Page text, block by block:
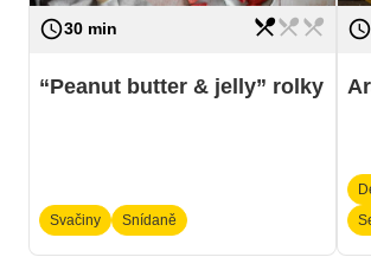
access_time30 min
Náročnost lehká
restaurant_menurestaurant_menurestaurant_menu
“Peanut butter & jelly” rolky
Svačiny Snídaně
access_time